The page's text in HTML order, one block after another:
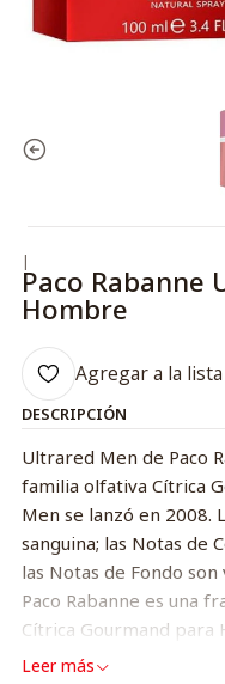
|
Paco Rabanne
Hombre
Agregar a la
DESCRIPCIÓN
Ultrared Men de Paco
familia olfativa Cítrica
Men se lanzó en 2008.
sanguina; las Notas de
las Notas de Fondo
Paco Rabanne es una
Cítrica Gourmand
en 2008. La Nota de
Leer más